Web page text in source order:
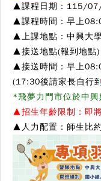
▲課程日期：115/
▲課程時間：早上
▲上課地點：中興大
▲接送地點(報到地點
▲接送時間：早上
(17:30後請家長自行到
*飛夢力門市位於中
▲招生年齡限制： 即
▲ 人力配置 ： 師生比